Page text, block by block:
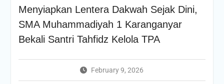
Menyiapkan Lentera Dakwah Sejak Dini,
SMA Muhammadiyah 1 Karanganyar
Bekali Santri Tahfidz Kelola TPA
February 9, 2026